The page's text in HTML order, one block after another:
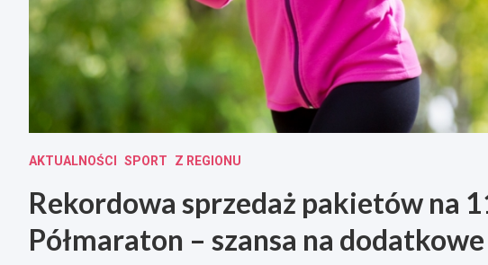
AKTUALNOŚCI SPORT Z REGIONU
Rekordowa sprzedaż pakietów na
Półmaraton – szansa na